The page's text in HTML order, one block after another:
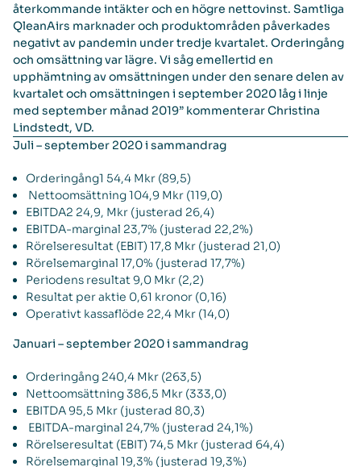
återkommande intäkter och en högre nettovinst. Samtliga
QleanAirs marknader och produktområden påverkades
negativt av pandemin under tredje kvartalet. Orderingång
och omsättning var lägre. Vi såg emellertid en
upphämtning av omsättningen under den senare delen av
kvartalet och omsättningen i september 2020 låg i linje
med september månad 2019” kommenterar Christina
Lindstedt, VD.
Juli – september 2020 i sammandrag
Orderingång1 54,4 Mkr (89,5)
Nettoomsättning 104,9 Mkr (119,0)
EBITDA2 24,9, Mkr (justerad 26,4)
EBITDA-marginal 23,7% (justerad 22,2%)
Rörelseresultat (EBIT) 17,8 Mkr (justerad 21,0)
Rörelsemarginal 17,0% (justerad 17,7%)
Periodens resultat 9,0 Mkr (2,2)
Resultat per aktie 0,61 kronor (0,16)
Operativt kassaflöde 22,4 Mkr (14,0)
Januari – september 2020 i sammandrag
Orderingång 240,4 Mkr (263,5)
Nettoomsättning 386,5 Mkr (333,0)
EBITDA 95,5 Mkr (justerad 80,3)
EBITDA-marginal 24,7% (justerad 24,1%)
Rörelseresultat (EBIT) 74,5 Mkr (justerad 64,4)
Rörelsemarginal 19,3% (justerad 19,3%)